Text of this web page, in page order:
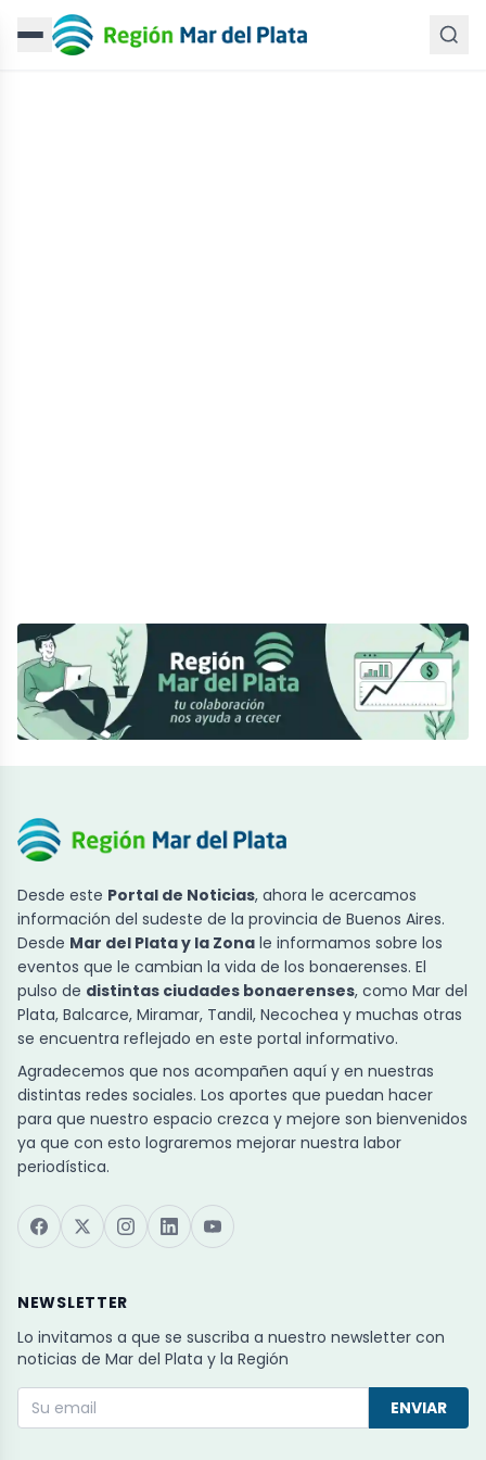
Desde este Portal de Noticias, ahora le acercamos
información del sudeste de la provincia de Buenos Aires.
Desde Mar del Plata y la Zona le informamos sobre los
eventos que le cambian la vida de los bonaerenses. El
pulso de distintas ciudades bonaerenses, como Mar del
Plata, Balcarce, Miramar, Tandil, Necochea y muchas otras
se encuentra reflejado en este portal informativo.
Agradecemos que nos acompañen aquí y en nuestras
distintas redes sociales. Los aportes que puedan hacer
para que nuestro espacio crezca y mejore son bienvenidos
ya que con esto lograremos mejorar nuestra labor
periodística.
NEWSLETTER
Lo invitamos a que se suscriba a nuestro newsletter con
noticias de Mar del Plata y la Región
ENVIAR